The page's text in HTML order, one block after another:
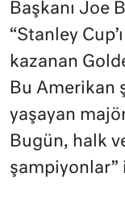
Başkanı Joe
“Stanley
kazanan
Bu Amerikan
yaşayan
Bugün, halk
şampiyonlar”